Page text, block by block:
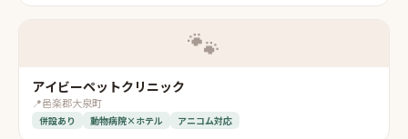
🐾
アイビーペットクリニック
📍邑楽郡大泉町
併設あり 動物病院×ホテル アニコム対応